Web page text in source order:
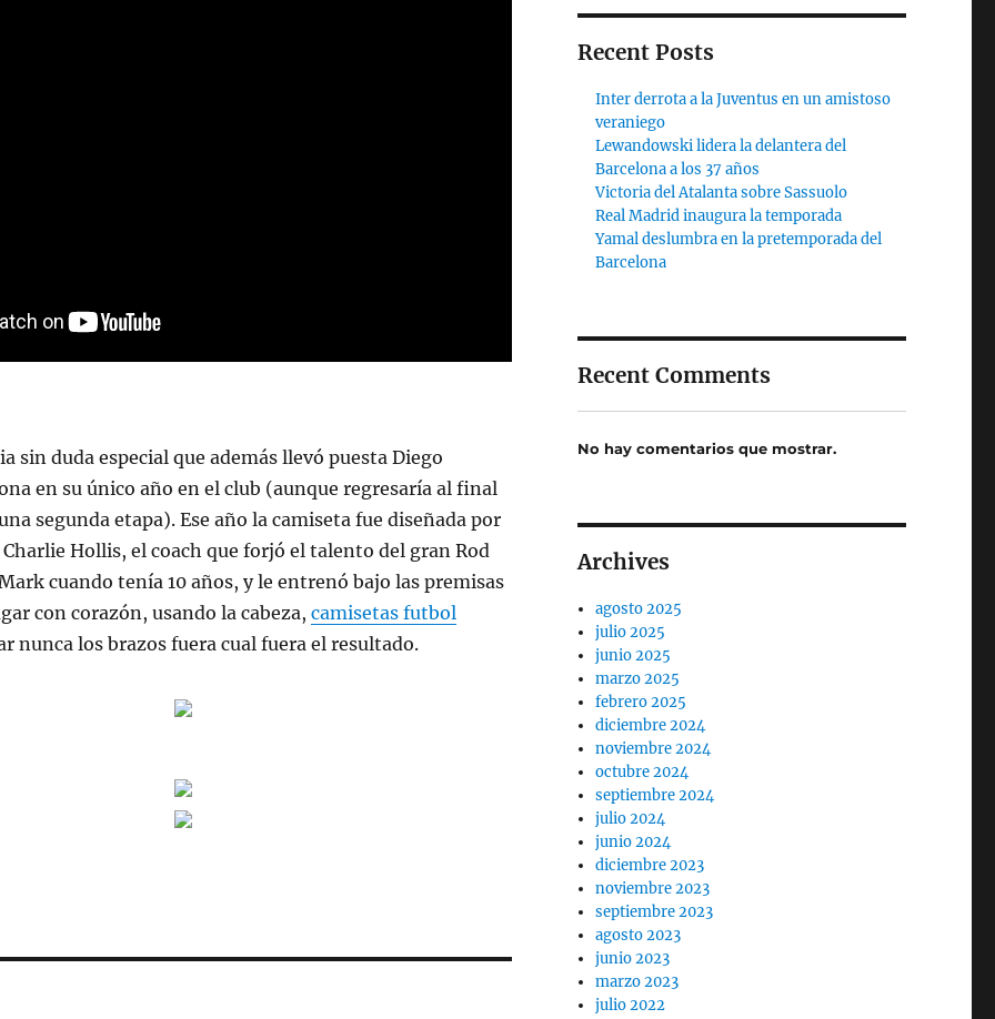
sin duda especial que además llevó puesta Diego
en su único año en el club (aunque regresaría al final
segunda etapa). Ese año la camiseta fue diseñada por
Hollis, el coach que forjó el talento del gran Rod
cuando tenía 10 años, y le entrenó bajo las premisas
con corazón, usando la cabeza, camisetas futbol
nunca los brazos fuera cual fuera el resultado.
Recent Posts
Inter derrota a la Juventus en un amistoso
veraniego
Lewandowski lidera la delantera del
Barcelona a los 37 años
Victoria del Atalanta sobre Sassuolo
Real Madrid inaugura la temporada
Yamal deslumbra en la pretemporada del
Barcelona
Recent Comments
No hay comentarios que mostrar.
Archives
agosto 2025
julio 2025
junio 2025
marzo 2025
febrero 2025
diciembre 2024
noviembre 2024
octubre 2024
septiembre 2024
julio 2024
junio 2024
diciembre 2023
noviembre 2023
septiembre 2023
agosto 2023
junio 2023
marzo 2023
julio 2022